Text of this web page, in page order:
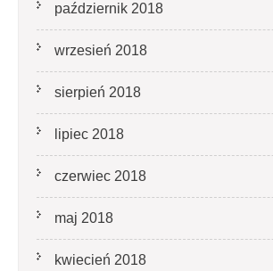
październik 2018
wrzesień 2018
sierpień 2018
lipiec 2018
czerwiec 2018
maj 2018
kwiecień 2018